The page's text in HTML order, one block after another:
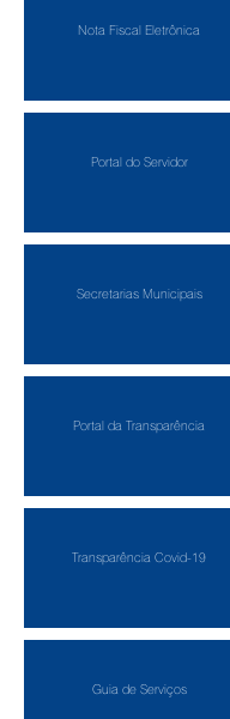
Nota Fiscal Eletrônica
Portal do Servidor
Secretarias Municipais
Portal da Transparência
Transparência Covid-19
Guia de Serviços